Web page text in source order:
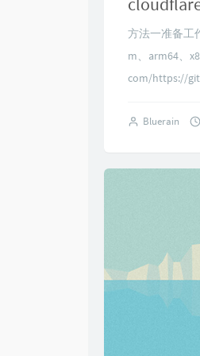
方法一准备工
m、arm64、
com/https://
Bluerain